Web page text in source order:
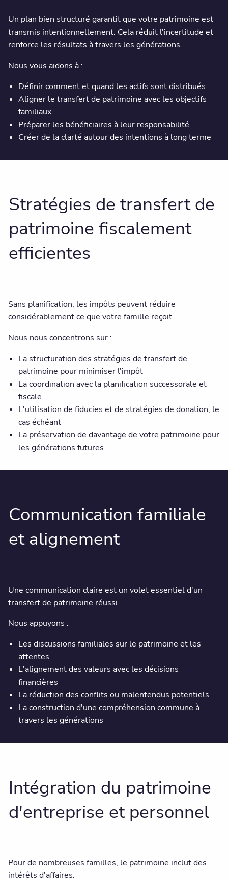
Un plan bien structuré garantit que votre patrimoine est
transmis intentionnellement. Cela réduit l'incertitude et
renforce les résultats à travers les générations.
Nous vous aidons à :
Définir comment et quand les actifs sont distribués
Aligner le transfert de patrimoine avec les objectifs
familiaux
Préparer les bénéficiaires à leur responsabilité
Créer de la clarté autour des intentions à long terme
Stratégies de transfert de
patrimoine fiscalement
efficientes
Sans planification, les impôts peuvent réduire
considérablement ce que votre famille reçoit.
Nous nous concentrons sur :
La structuration des stratégies de transfert de
patrimoine pour minimiser l'impôt
La coordination avec la planification successorale et
fiscale
L'utilisation de fiducies et de stratégies de donation, le
cas échéant
La préservation de davantage de votre patrimoine pour
les générations futures
Communication familiale
et alignement
Une communication claire est un volet essentiel d'un
transfert de patrimoine réussi.
Nous appuyons :
Les discussions familiales sur le patrimoine et les
attentes
L'alignement des valeurs avec les décisions
financières
La réduction des conflits ou malentendus potentiels
La construction d'une compréhension commune à
travers les générations
Intégration du patrimoine
d'entreprise et personnel
Pour de nombreuses familles, le patrimoine inclut des
intérêts d'affaires.